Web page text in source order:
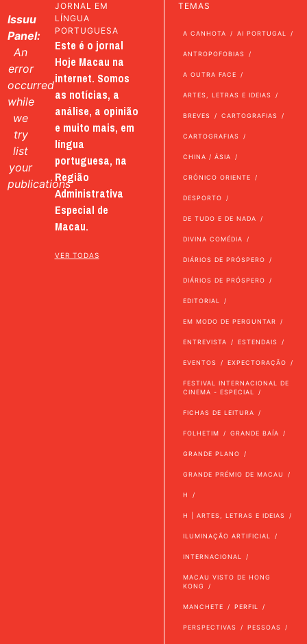
Issuu
Panel:
An
error
occurred
while
we
try
list
your
publications
JORNAL EM
LÍNGUA
PORTUGUESA
Este é o jornal
Hoje Macau na
internet. Somos
as notícias, a
análise, a opinião
e muito mais, em
língua
portuguesa, na
Região
Administrativa
Especial de
Macau.
VER TODAS
TEMAS
A CANHOTA AI PORTUGAL
ANTROPOFOBIAS
A OUTRA FACE
ARTES, LETRAS E IDEIAS
BREVES CARTOGRAFIAS
CARTOGRAFIAS
CHINA / ÁSIA
CRÓNICO ORIENTE
DESPORTO
DE TUDO E DE NADA
DIVINA COMÉDIA
DIÁRIOS DE PRÓSPERO
DIÁRIOS DE PRÓSPERO
EDITORIAL
EM MODO DE PERGUNTAR
ENTREVISTA ESTENDAIS
EVENTOS EXPECTORAÇÃO
FESTIVAL INTERNACIONAL DE
CINEMA - ESPECIAL
FICHAS DE LEITURA
FOLHETIM GRANDE BAÍA
GRANDE PLANO
GRANDE PRÉMIO DE MACAU
H
H | ARTES, LETRAS E IDEIAS
ILUMINAÇÃO ARTIFICIAL
INTERNACIONAL
MACAU VISTO DE HONG
KONG
MANCHETE PERFIL
PERSPECTIVAS PESSOAS